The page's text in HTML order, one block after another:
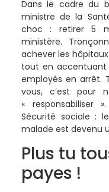
Dans le cadre du
ministre de la
choc : retirer 5
ministère.
achever les
tout en accentuant
employés en arrêt.
vous, c’est pour
« responsabiliser
Sécurité sociale :
malade est devenu
Plus tu
payes !